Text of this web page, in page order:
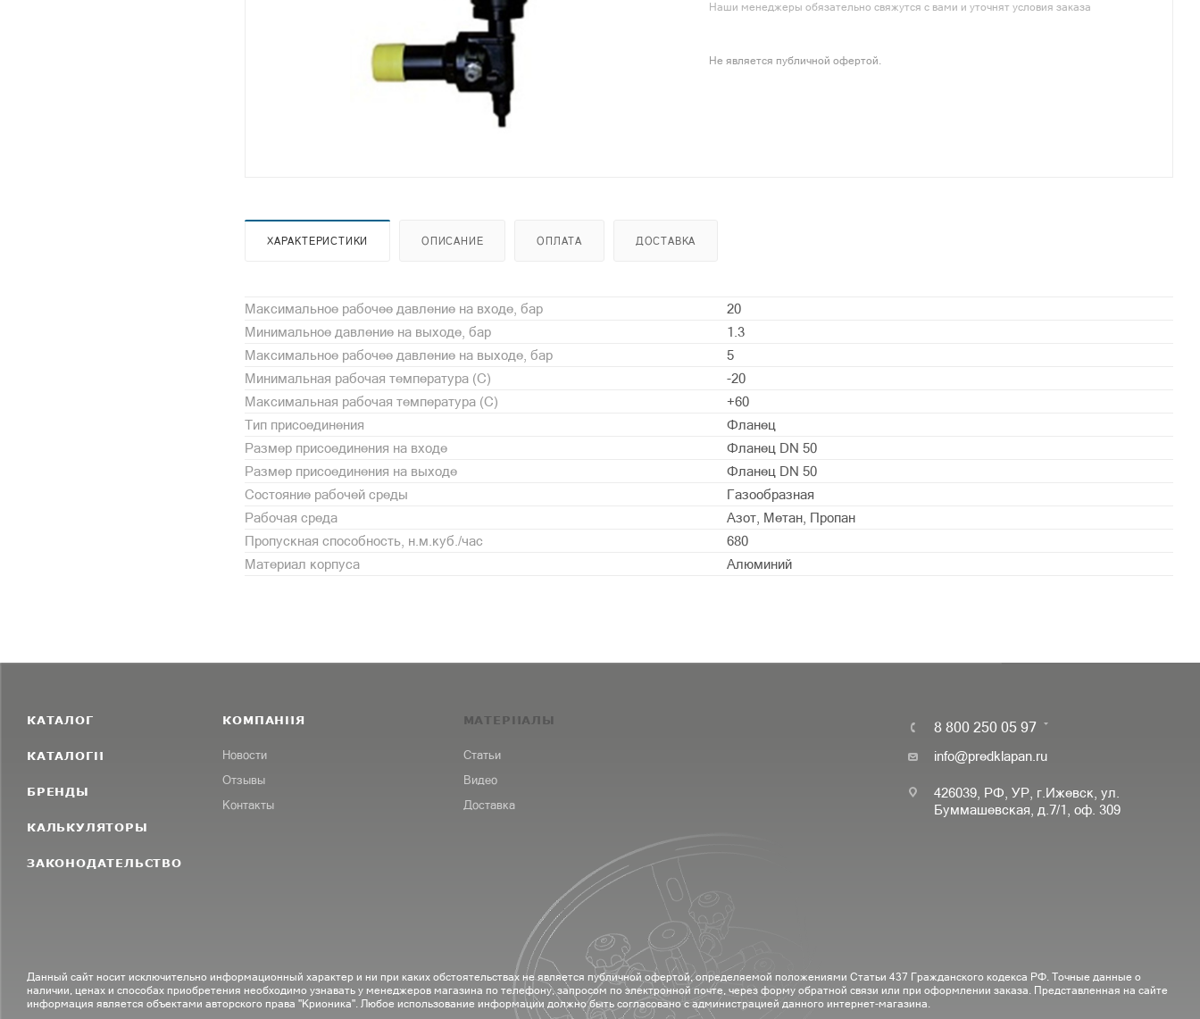
Наши менеджеры обязательно свяжутся с вами и уточнят условия заказа
Не является публичной офертой.
ХАРАКТЕРИСТИКИ ОПИСАНИЕ ОПЛАТА ДОСТАВКА
Максимальное рабочее давление на входе, бар
20
Минимальное давление на выходе, бар
1.3
Максимальное рабочее давление на выходе, бар
5
Минимальная рабочая температура (С)
-20
Максимальная рабочая температура (С)
+60
Тип присоединения
Фланец
Размер присоединения на входе
Фланец DN 50
Размер присоединения на выходе
Фланец DN 50
Состояние рабочей среды
Газообразная
Рабочая среда
Азот, Метан, Пропан
Пропускная способность, н.м.куб./час
680
Материал корпуса
Алюминий
КАТАЛОГ
КАТАЛОГИ
БРЕНДЫ
КАЛЬКУЛЯТОРЫ
ЗАКОНОДАТЕЛЬСТВО
КОМПАНИЯ
Новости
Отзывы
Контакты
МАТЕРИАЛЫ
Статьи
Видео
Доставка
8 800 250 05 97
info@predklapan.ru
426039, РФ, УР, г.Ижевск, ул.
Буммашевская, д.7/1, оф. 309
Данный сайт носит исключительно информационный характер и ни при каких обстоятельствах не является публичной офертой, определяемой положениями Статьи 437 Гражданского кодекса РФ. Точные данные о
наличии, ценах и способах приобретения необходимо узнавать у менеджеров магазина по телефону, запросом по электронной почте, через форму обратной связи или при оформлении заказа. Представленная на сайте
информация является объектами авторского права "Крионика". Любое использование информации должно быть согласовано с администрацией данного интернет-магазина.